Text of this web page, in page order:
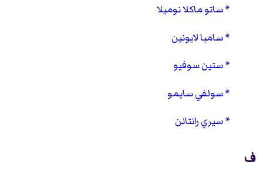
ساتو ماكلا نوميلا
سامبا لايونين
ستين سوفيو
سولفي سايمو
سيري رانتانن
ف